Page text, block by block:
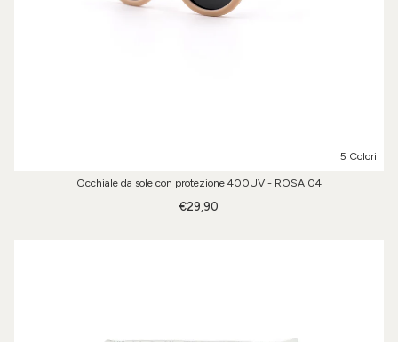
5 Colori
Occhiale da sole con protezione 400UV - ROSA 04
€29,90